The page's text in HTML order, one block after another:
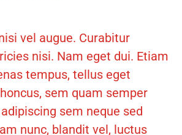
vel augue. Curabitur
nisi. Nam eget dui. Etiam
tempus, tellus eget
sem quam semper
sem neque sed
nunc, blandit vel, luctus